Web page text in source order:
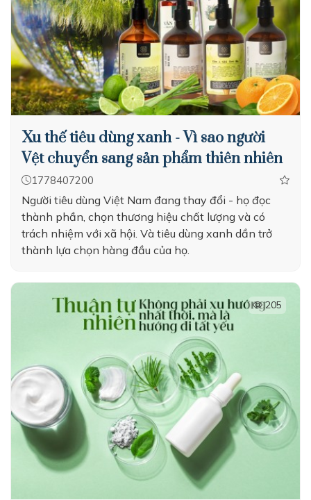
Xu thế tiêu dùng xanh - Vì sao người
Vệt chuyển sang sản phẩm thiên nhiên
1778407200
Người tiêu dùng Việt Nam đang thay đổi - họ đọc
thành phần, chọn thương hiệu chất lượng và có
trách nhiệm với xã hội. Và tiêu dùng xanh dần trở
thành lựa chọn hàng đầu của họ.
205